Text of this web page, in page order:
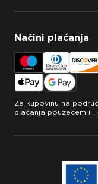
Načini plaćanja
Za kupovinu na
plaćanja pouzećem ili